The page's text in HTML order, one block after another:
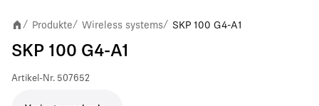
/ Produkte/ Wireless systems/ SKP 100 G4-A1
SKP 100 G4-A1
Artikel-Nr. 507652